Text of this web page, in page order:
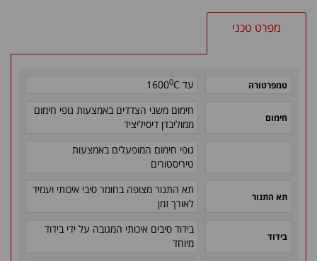
מפרט טכני
טמפרטורה עד C
16000
חימום
חימום משני הצדדים באמצעות גופי חימום
ממוליבדן דיסיליציד
גופי חימום המופעלים באמצעות
טיריסטורים
תא התנור
תא התנור מצופה בחומר סיבי איכותי ועמיד
לאורך זמן
בידוד
בידוד סיבים איכותי המגובה על ידי בידוד
מיוחד